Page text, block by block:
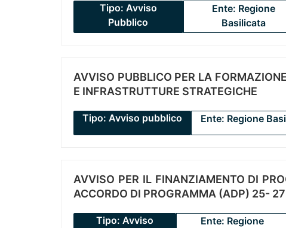
Tipo: Avviso
Pubblico
Ente: Regione
Basilicata
AVVISO PUBBLICO PER LA
E INFRASTRUTTURE STRATEGICHE
Tipo: Avviso pubblico Ente: Regione
AVVISO PER IL FINANZIAMENTO DI
ACCORDO DI PROGRAMMA (ADP) 25- 27
Tipo: Avviso
Ente: Regione